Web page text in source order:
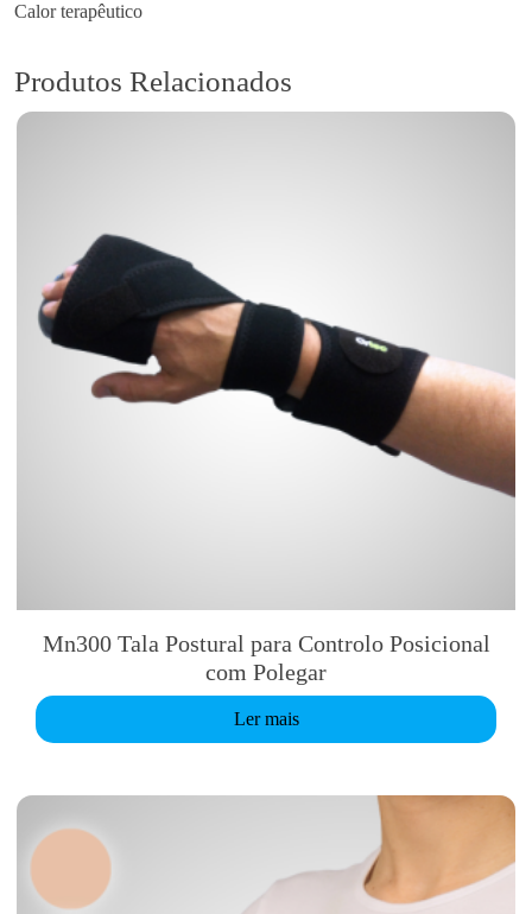
Calor terapêutico
Produtos Relacionados
Mn300 Tala Postural para Controlo Posicional
com Polegar
Ler mais